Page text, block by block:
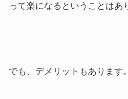
って楽になるということはあ
でも、デメリットもあります。